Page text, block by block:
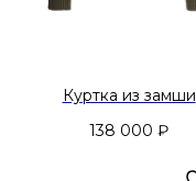
Куртка из замши
138 000 ₽